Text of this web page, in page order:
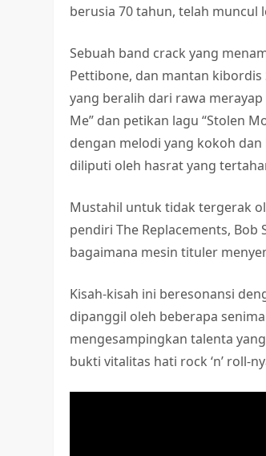
berusia 70 tahun, telah muncul
Sebuah band crack yang
Pettibone, dan mantan kibordis
yang beralih dari rawa merayap
Me” dan petikan lagu “Stolen
dengan melodi yang kokoh
diliputi oleh hasrat yang
Mustahil untuk tidak tergerak
pendiri The Replacements, Bob
bagaimana mesin tituler
Kisah-kisah ini beresonansi
dipanggil oleh beberapa
mengesampingkan talenta
bukti vitalitas hati rock ‘n’ roll-